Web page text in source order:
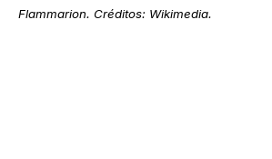
Flammarion. Créditos: Wikimedia.